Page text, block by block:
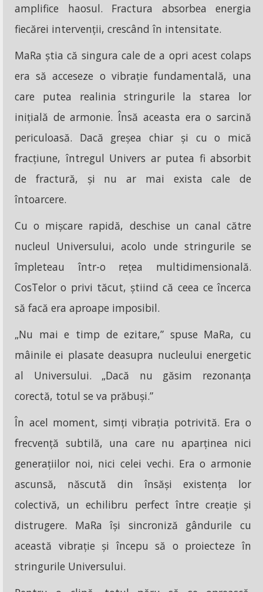
amplifice haosul. Fractura absorbea energia
fiecărei intervenții, crescând în intensitate.
MaRa știa că singura cale de a opri acest colaps
era să acceseze o vibrație fundamentală, una
care putea realinia stringurile la starea lor
inițială de armonie. Însă aceasta era o sarcină
periculoasă. Dacă greșea chiar și cu o mică
fracțiune, întregul Univers ar putea fi absorbit
de fractură, și nu ar mai exista cale de
întoarcere.
Cu o mișcare rapidă, deschise un canal către
nucleul Universului, acolo unde stringurile se
împleteau într-o rețea multidimensională.
CosTelor o privi tăcut, știind că ceea ce încerca
să facă era aproape imposibil.
„Nu mai e timp de ezitare,” spuse MaRa, cu
mâinile ei plasate deasupra nucleului energetic
al Universului. „Dacă nu găsim rezonanța
corectă, totul se va prăbuși.”
În acel moment, simți vibrația potrivită. Era o
frecvență subtilă, una care nu aparținea nici
generațiilor noi, nici celei vechi. Era o armonie
ascunsă, născută din însăși existența lor
colectivă, un echilibru perfect între creație și
distrugere. MaRa își sincroniză gândurile cu
această vibrație și începu să o proiecteze în
stringurile Universului.